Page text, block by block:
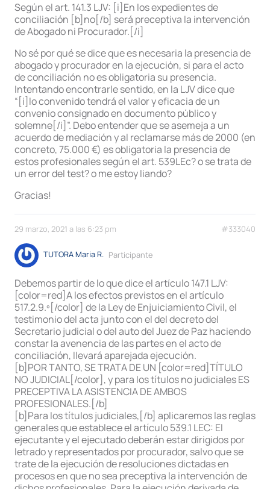
Según el art. 141.3 LJV: [i]En los expedientes de
conciliación [b]no[/b] será preceptiva la intervención
de Abogado ni Procurador.[/i]
No sé por qué se dice que es necesaria la presencia de
abogado y procurador en la ejecución, si para el acto
de conciliación no es obligatoria su presencia.
Intentando encontrarle sentido, en la LJV dice que
“[i]lo convenido tendrá el valor y eficacia de un
convenio consignado en documento público y
solemne[/i]”. Debo entender que se asemeja a un
acuerdo de mediación y al reclamarse más de 2000 (en
concreto, 75.000 €) es obligatoria la presencia de
estos profesionales según el art. 539LEc? o se trata de
un error del test? o me estoy liando?
Gracias!
29 marzo, 2021 a las 6:23 pm #333040
TUTORA Maria R. Participante
Debemos partir de lo que dice el artículo 147.1 LJV:
[color=red]A los efectos previstos en el artículo
517.2.9.º[/color] de la Ley de Enjuiciamiento Civil, el
testimonio del acta junto con el del decreto del
Secretario judicial o del auto del Juez de Paz haciendo
constar la avenencia de las partes en el acto de
conciliación, llevará aparejada ejecución.
[b]POR TANTO, SE TRATA DE UN [color=red]TÍTULO
NO JUDICIAL[/color], y para los títulos no judiciales ES
PRECEPTIVA LA ASISTENCIA DE AMBOS
PROFESIONALES.[/b]
[b]Para los títulos judiciales,[/b] aplicaremos las reglas
generales que establece el artículo 539.1 LEC: El
ejecutante y el ejecutado deberán estar dirigidos por
letrado y representados por procurador, salvo que se
trate de la ejecución de resoluciones dictadas en
procesos en que no sea preceptiva la intervención de